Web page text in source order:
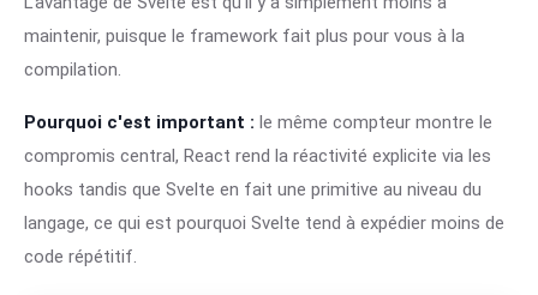
maintenir, puisque le framework fait plus pour vous à la
compilation.
Pourquoi c'est important : le même compteur montre le
compromis central, React rend la réactivité explicite via les
hooks tandis que Svelte en fait une primitive au niveau du
langage, ce qui est pourquoi Svelte tend à expédier moins de
code répétitif.